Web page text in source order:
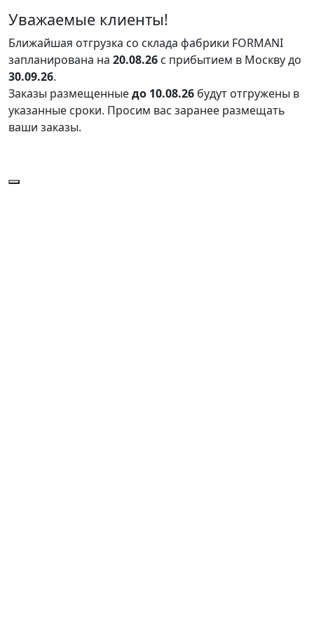
Уважаемые клиенты!
Ближайшая отгрузка со склада фабрики FORMANI
запланирована на 20.08.26 с прибытием в Москву до
30.09.26.
Заказы размещенныедо 10.08.26 будут отгружены в
указанные сроки. Просим вас заранее размещать
ваши заказы.